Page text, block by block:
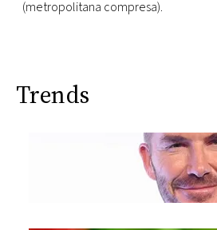
RMC
(metropolitana compresa).
Trends